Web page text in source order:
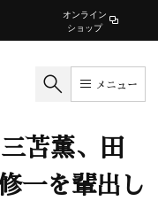
オンライン
ショップ
メニュー
三苫薫、田
一を輩出し